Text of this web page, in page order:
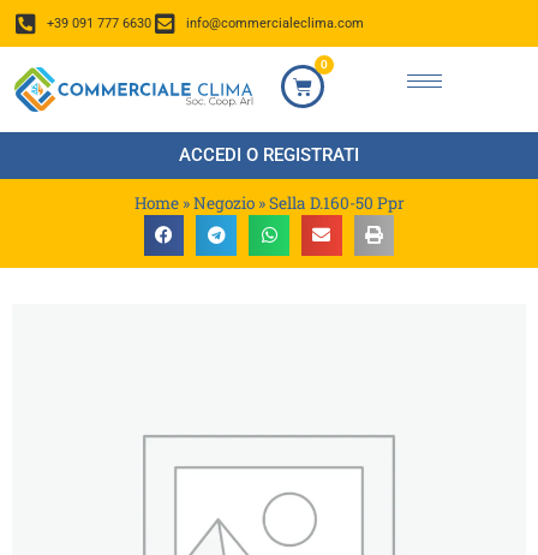
+39 091 777 6630 info@commercialeclima.com
0
ACCEDI O REGISTRATI
Home»Negozio»Sella D.160-50 Ppr